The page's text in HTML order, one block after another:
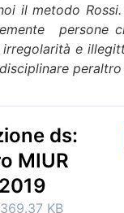
il metodo
persone
e
ds:
MIUR
369.37 KB